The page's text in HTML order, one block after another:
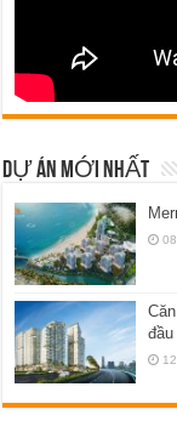
DỰ ÁN MỚI NHẤT